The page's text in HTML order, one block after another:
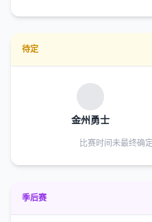
待定
金州勇士
比赛时间未最终确
季后赛